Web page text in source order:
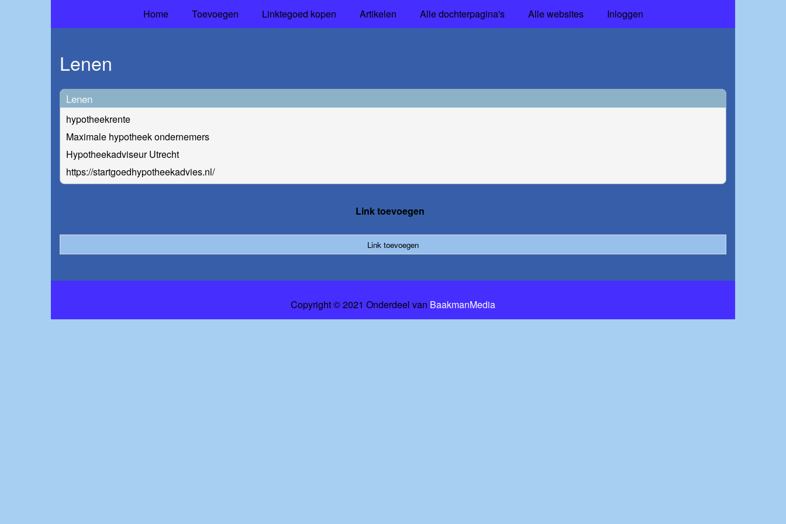
Home Toevoegen Linktegoed kopen Artikelen Alle dochterpagina's Alle websites Inloggen
Lenen
Lenen
hypotheekrente
Maximale hypotheek ondernemers
Hypotheekadviseur Utrecht
https://startgoedhypotheekadvies.nl/
Link toevoegen
Link toevoegen
Copyright © 2021 Onderdeel van BaakmanMedia